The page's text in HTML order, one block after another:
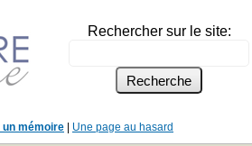
Rechercher sur le site:
un mémoire Une page au hasard